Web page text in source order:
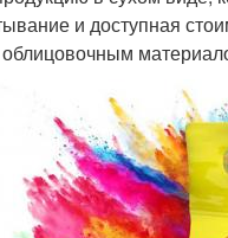
и доступная
облицовочным